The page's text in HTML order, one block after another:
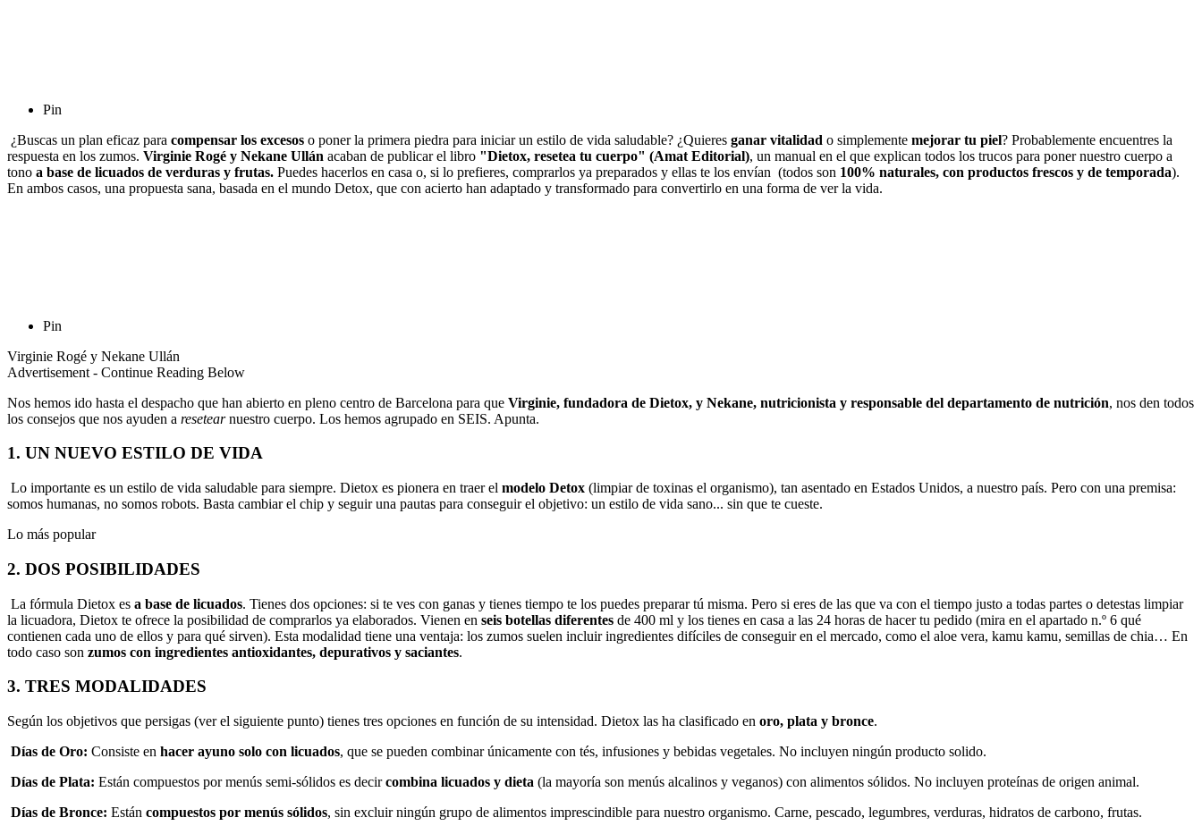
Pin
¿Buscas un plan eficaz para compensar los excesos o poner la primera piedra para iniciar un estilo de vida saludable? ¿Quieres ganar vitalidad o simplemente mejorar tu piel? Probablemente encuentres la
respuesta en los zumos. Virginie Rogé y Nekane Ullán acaban de publicar el libro "Dietox, resetea tu cuerpo" (Amat Editorial), un manual en el que explican todos los trucos para poner nuestro cuerpo a
tono a base de licuados de verduras y frutas. Puedes hacerlos en casa o, si lo prefieres, comprarlos ya preparados y ellas te los envían (todos son 100% naturales, con productos frescos y de temporada).
En ambos casos, una propuesta sana, basada en el mundo Detox, que con acierto han adaptado y transformado para convertirlo en una forma de ver la vida.
Pin
Virginie Rogé y Nekane Ullán
Advertisement - Continue Reading Below
Nos hemos ido hasta el despacho que han abierto en pleno centro de Barcelona para que Virginie, fundadora de Dietox, y Nekane, nutricionista y responsable del departamento de nutrición, nos den todos
los consejos que nos ayuden a resetearnuestro cuerpo. Los hemos agrupado en SEIS. Apunta.
1. UN NUEVO ESTILO DE VIDA
Lo importante es un estilo de vida saludable para siempre. Dietox es pionera en traer el modelo Detox (limpiar de toxinas el organismo), tan asentado en Estados Unidos, a nuestro país. Pero con una premisa:
somos humanas, no somos robots. Basta cambiar el chip y seguir una pautas para conseguir el objetivo: un estilo de vida sano... sin que te cueste.
Lo más popular
2. DOS POSIBILIDADES
La fórmula Dietox es a base de licuados. Tienes dos opciones: si te ves con ganas y tienes tiempo te los puedes preparar tú misma. Pero si eres de las que va con el tiempo justo a todas partes o detestas limpiar
la licuadora, Dietox te ofrece la posibilidad de comprarlos ya elaborados. Vienen en seis botellas diferentes de 400 ml y los tienes en casa a las 24 horas de hacer tu pedido (mira en el apartado n.º 6 qué
contienen cada uno de ellos y para qué sirven). Esta modalidad tiene una ventaja: los zumos suelen incluir ingredientes difíciles de conseguir en el mercado, como el aloe vera, kamu kamu, semillas de chia… En
todo caso son zumos con ingredientes antioxidantes, depurativos y saciantes.
3. TRES MODALIDADES
Según los objetivos que persigas (ver el siguiente punto) tienes tres opciones en función de su intensidad. Dietox las ha clasificado en oro, plata y bronce.
Días de Oro: Consiste en hacer ayuno solo con licuados, que se pueden combinar únicamente con tés, infusiones y bebidas vegetales. No incluyen ningún producto solido.
Días de Plata: Están compuestos por menús semi-sólidos es decircombina licuados y dieta (la mayoría son menús alcalinos y veganos) con alimentos sólidos. No incluyen proteínas de origen animal.
Días de Bronce: Están compuestos por menús sólidos, sin excluir ningún grupo de alimentos imprescindible para nuestro organismo. Carne, pescado, legumbres, verduras, hidratos de carbono, frutas.